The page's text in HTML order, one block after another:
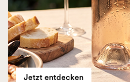
Jetzt entdecken